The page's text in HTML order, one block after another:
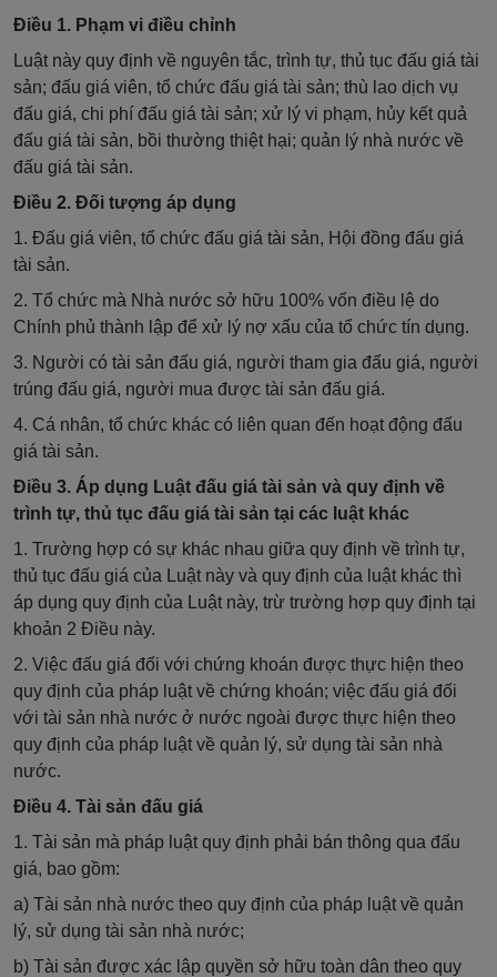
Điều 1. Phạm vi điều chỉnh
Luật này quy định về nguyên tắc, trình tự, thủ tục đấu giá tài
sản; đấu giá viên, tổ chức đấu giá tài sản; thù lao dịch vụ
đấu giá, chi phí đấu giá tài sản; xử lý vi phạm, hủy kết quả
đấu giá tài sản, bồi thường thiệt hại; quản lý nhà nước về
đấu giá tài sản.
Điều 2. Đối tượng áp dụng
1. Đấu giá viên, tổ chức đấu giá tài sản, Hội đồng đấu giá
tài sản.
2. Tổ chức mà Nhà nước sở hữu 100% vốn điều lệ do
Chính phủ thành lập để xử lý nợ xấu của tổ chức tín dụng.
3. Người có tài sản đấu giá, người tham gia đấu giá, người
trúng đấu giá, người mua được tài sản đấu giá.
4. Cá nhân, tổ chức khác có liên quan đến hoạt động đấu
giá tài sản.
Điều 3. Áp dụng Luật đấu giá tài sản và quy định về
trình tự, thủ tục đấu giá tài sản tại các luật khác
1. Trường hợp có sự khác nhau giữa quy định về trình tự,
thủ tục đấu giá của Luật này và quy định của luật khác thì
áp dụng quy định của Luật này, trừ trường hợp quy định tại
khoản 2 Điều này.
2. Việc đấu giá đối với chứng khoán được thực hiện theo
quy định của pháp luật về chứng khoán; việc đấu giá đối
với tài sản nhà nước ở nước ngoài được thực hiện theo
quy định của pháp luật về quản lý, sử dụng tài sản nhà
nước.
Điều 4. Tài sản đấu giá
1. Tài sản mà pháp luật quy định phải bán thông qua đấu
giá, bao gồm:
a) Tài sản nhà nước theo quy định của pháp luật về quản
lý, sử dụng tài sản nhà nước;
b) Tài sản được xác lập quyền sở hữu toàn dân theo quy